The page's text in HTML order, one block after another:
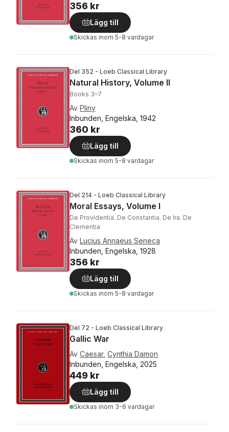
356 kr
Lägg till
Skickas inom 5-8 vardagar
Del 352 - Loeb Classical Library
Natural History, Volume II
Books 3–7
Av Pliny
Inbunden, Engelska, 1942
360 kr
Lägg till
Skickas inom 5-8 vardagar
Del 214 - Loeb Classical Library
Moral Essays, Volume I
De Providentia. De Constantia. De Ira. De
Clementia
Av Lucius Annaeus Seneca
Inbunden, Engelska, 1928
356 kr
Lägg till
Skickas inom 5-8 vardagar
Del 72 - Loeb Classical Library
Gallic War
Av Caesar, Cynthia Damon
Inbunden, Engelska, 2025
449 kr
Lägg till
Skickas inom 3-6 vardagar